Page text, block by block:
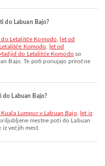
do Labuan Bajo?
Letališče Komodo
let od
Komodo
let od
do Letališče Komodoso
Bajo. Te poti ponujajo priročne
do Labuan Bajo?
Kuala Lumpur v Labuan Bajo,
let iz
mestne poti do Labuan
večjih mest.